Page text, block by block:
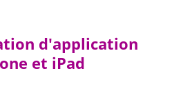
d'application
et iPad